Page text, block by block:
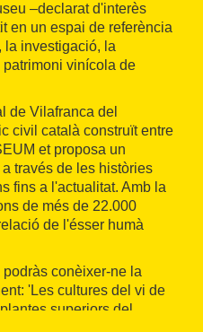
–declarat d'interès
en un espai de referència
la investigació, la
vinícola de
de Vilafranca del
civil català construït entre
et proposa un
través de les històries
fins a l'actualitat. Amb la
de més de 22.000
de l'ésser humà
conèixer-ne la
'Les cultures del vi de
superiors del